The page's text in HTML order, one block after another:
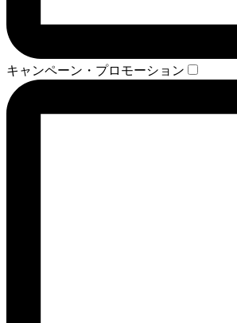
キャンペーン・プロモーション